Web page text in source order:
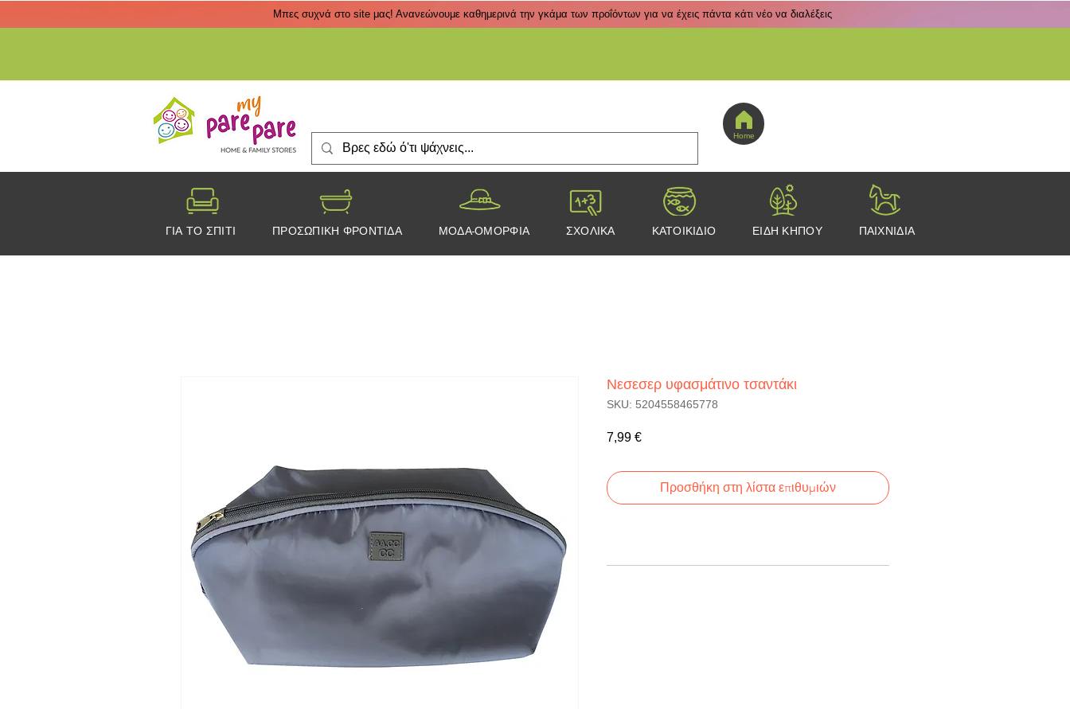
Μπες συχνά στο site μας! Ανανεώνουμε καθημερινά την γκάμα των προΐόντων για να έχεις πάντα κάτι νέο να διαλέξεις
Home
ΓΙΑ ΤΟ ΣΠΙΤΙ ΠΡΟΣΩΠΙΚΗ ΦΡΟΝΤΙΔΑ ΜΟΔΑ-ΟΜΟΡΦΙΑ ΣΧΟΛΙΚΑ ΚΑΤΟΙΚΙΔΙΟ ΕΙΔΗ ΚΗΠΟΥ ΠΑΙΧΝΙΔΙΑ
Νεσεσερ υφασμάτινο τσαντάκι
SKU: 5204558465778
7,99 €Τιμή
Προσθήκη στη λίστα επιθυμιών